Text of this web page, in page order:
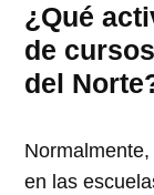
¿Qué
de
del
en las